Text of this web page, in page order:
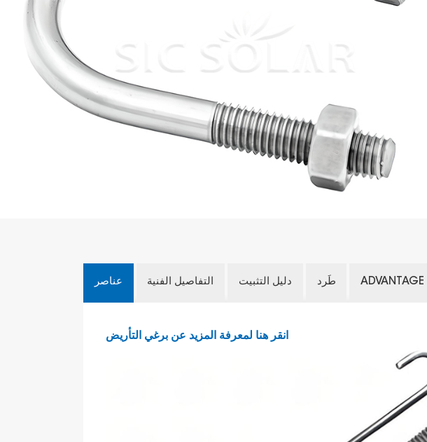
عناصر التفاصيل الفنية دليل التثبيت طَرد ADVANTAGE
انقر هنا لمعرفة المزيد عن برغي التأريض